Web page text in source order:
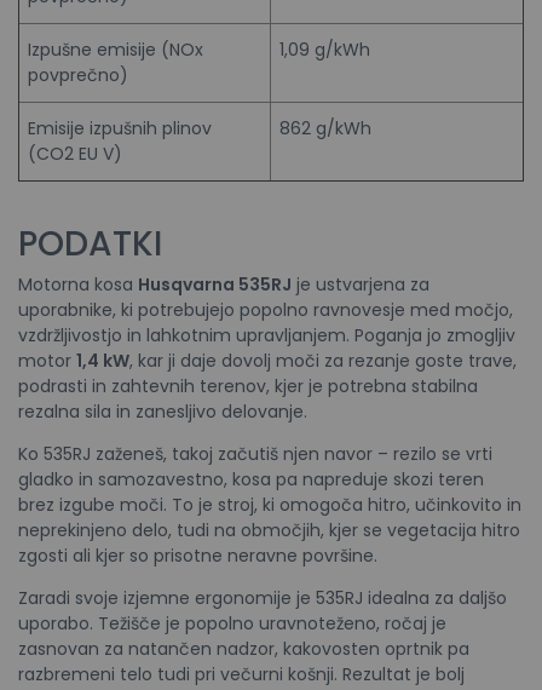
Izpušne emisije (NOx
povprečno)
1,09 g/kWh
Emisije izpušnih plinov
(CO2 EU V)
862 g/kWh
PODATKI
Motorna kosa Husqvarna 535RJ je ustvarjena za
uporabnike, ki potrebujejo popolno ravnovesje med močjo,
vzdržljivostjo in lahkotnim upravljanjem. Poganja jo zmogljiv
motor 1,4 kW, kar ji daje dovolj moči za rezanje goste trave,
podrasti in zahtevnih terenov, kjer je potrebna stabilna
rezalna sila in zanesljivo delovanje.
Ko 535RJ zaženeš, takoj začutiš njen navor – rezilo se vrti
gladko in samozavestno, kosa pa napreduje skozi teren
brez izgube moči. To je stroj, ki omogoča hitro, učinkovito in
neprekinjeno delo, tudi na območjih, kjer se vegetacija hitro
zgosti ali kjer so prisotne neravne površine.
Zaradi svoje izjemne ergonomije je 535RJ idealna za daljšo
uporabo. Težišče je popolno uravnoteženo, ročaj je
zasnovan za natančen nadzor, kakovosten oprtnik pa
razbremeni telo tudi pri večurni košnji. Rezultat je bolj